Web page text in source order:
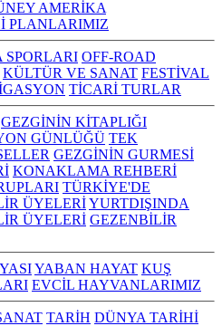
AMERİKA
PLANLARIMIZ
SPORLARI OFF-ROAD
KÜLTÜR VE SANAT FESTİVAL
TİCARİ TURLAR
GEZGİNİN KİTAPLIĞI
GÜNLÜĞÜ TEK
GEZGİNİN GURMESİ
KONAKLAMA REHBERİ
TÜRKİYE'DE
ÜYELERİYURTDIŞINDA
ÜYELERİ GEZENBİLİR
YABAN HAYAT KUŞ
EVCİL HAYVANLARIMIZ
TARİH DÜNYA TARİHİ